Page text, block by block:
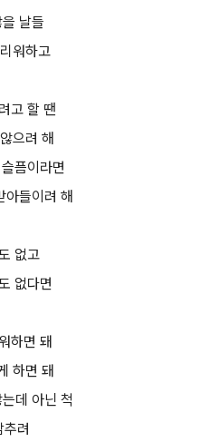
날들
워하고
고 할 땐
으려 해
픔이라면
아들이려 해
없고
없다면
하면 돼
하면 돼
데 아닌 척
려